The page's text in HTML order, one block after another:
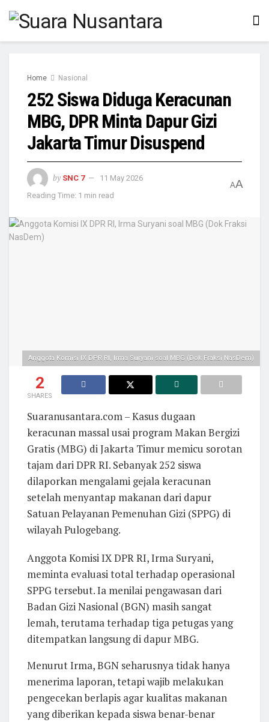
Home Nasional
252 Siswa Diduga Keracunan
MBG, DPR Minta Dapur Gizi
Jakarta Timur Disuspend
by SNC 7
11 May 2026
Reading Time: 1 min read
AA
Anggota Komisi IX DPR RI, Irma Suryani soal MBG (Dok Fraksi NasDem)
2
SHARES
Suaranusantara.com – Kasus dugaan
keracunan massal usai program Makan Bergizi
Gratis (MBG) di Jakarta Timur memicu sorotan
tajam dari DPR RI. Sebanyak 252 siswa
dilaporkan mengalami gejala keracunan
setelah menyantap makanan dari dapur
Satuan Pelayanan Pemenuhan Gizi (SPPG) di
wilayah Pulogebang.
Anggota Komisi IX DPR RI, Irma Suryani,
meminta evaluasi total terhadap operasional
SPPG tersebut. Ia menilai pengawasan dari
Badan Gizi Nasional (BGN) masih sangat
lemah, terutama terhadap tiga petugas yang
ditempatkan langsung di dapur MBG.
Menurut Irma, BGN seharusnya tidak hanya
menerima laporan, tetapi wajib melakukan
pengecekan berlapis agar kualitas makanan
yang diberikan kepada siswa benar-benar